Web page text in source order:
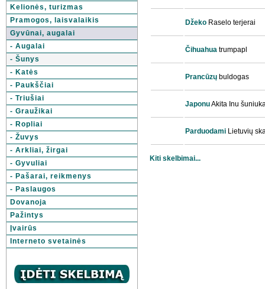
Kelionės, turizmas
Pramogos, laisvalaikis
Gyvūnai, augalai
- Augalai
- Šunys
- Katės
- Paukščiai
- Triušiai
- Graužikai
- Ropliai
- Žuvys
- Arkliai, žirgai
- Gyvuliai
- Pašarai, reikmenys
- Paslaugos
Dovanoja
Pažintys
Įvairūs
Interneto svetainės
Džeko Raselo terjerai
Čihuahua trumpapl
Prancūzų buldogas
JaponuAkita Inu
Parduodami Lietuvių
Kiti skelbimai...